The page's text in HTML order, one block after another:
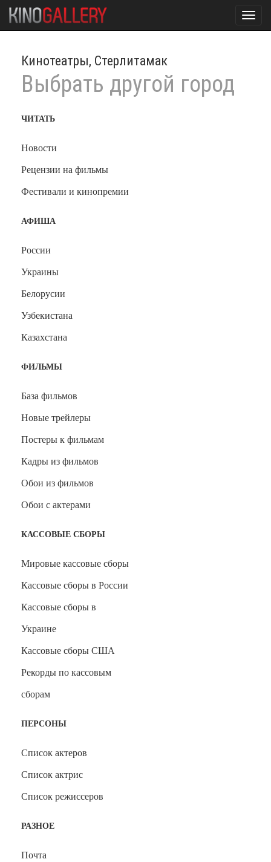
Кинотеатры, Стерлитамак
Выбрать другой город
ЧИТАТЬ
Новости
Рецензии на фильмы
Фестивали и кинопремии
АФИША
России
Украины
Белорусии
Узбекистана
Казахстана
ФИЛЬМЫ
База фильмов
Новые трейлеры
Постеры к фильмам
Кадры из фильмов
Обои из фильмов
Обои с актерами
КАССОВЫЕ СБОРЫ
Мировые кассовые сборы
Кассовые сборы в России
Кассовые сборы в
Украине
Кассовые сборы США
Рекорды по кассовым
сборам
ПЕРСОНЫ
Список актеров
Список актрис
Список режиссеров
РАЗНОЕ
Почта